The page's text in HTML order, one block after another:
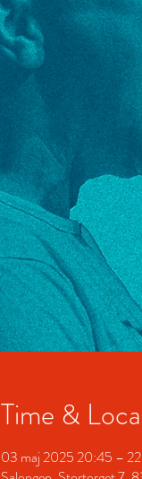
Time &
03 maj 2025 20:45 –